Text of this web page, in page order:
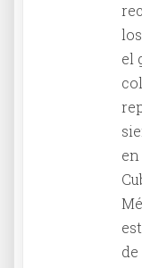
el